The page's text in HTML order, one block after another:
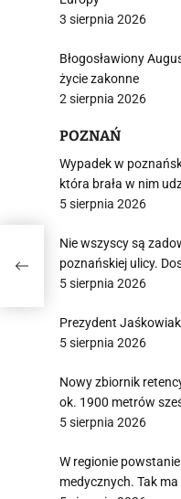
3 sierpnia 2026
Błogosławiony
życie zakonne
2 sierpnia 2026
POZNAŃ
Wypadek w
która brała w nim
5 sierpnia 2026
Nie wszyscy są
poznańskiej ulicy.
5 sierpnia 2026
Prezydent
5 sierpnia 2026
Nowy zbiornik
ok. 1900 metrów
5 sierpnia 2026
W regionie
medycznych. Tak